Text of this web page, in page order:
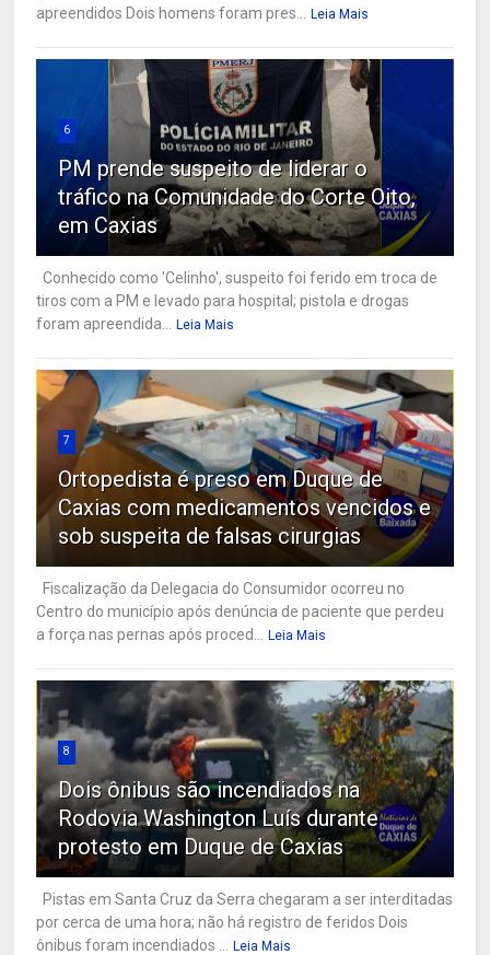
apreendidos Dois homens foram pres...
Leia Mais
6
PM prende suspeito de liderar o
tráfico na Comunidade do Corte Oito,
em Caxias
Conhecido como 'Celinho', suspeito foi ferido em troca de
tiros com a PM e levado para hospital; pistola e drogas
foram apreendida...
Leia Mais
7
Ortopedista é preso em Duque de
Caxias com medicamentos vencidos e
sob suspeita de falsas cirurgias
Fiscalização da Delegacia do Consumidor ocorreu no
Centro do município após denúncia de paciente que perdeu
a força nas pernas após proced...
Leia Mais
8
Dois ônibus são incendiados na
Rodovia Washington Luís durante
protesto em Duque de Caxias
Pistas em Santa Cruz da Serra chegaram a ser interditadas
por cerca de uma hora; não há registro de feridos Dois
ônibus foram incendiados ...
Leia Mais